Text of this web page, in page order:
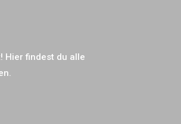
Hier findest du alle